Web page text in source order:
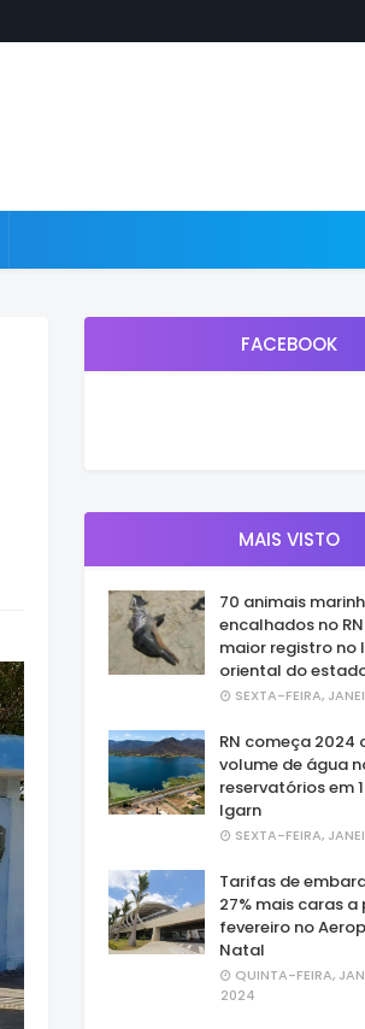
FACEBOOK
MAIS VISTO
70 animais
encalhados no
maior registro no
oriental do
SEXTA-FEIRA,
RN começa 2024
volume de água
reservatórios em
Igarn
SEXTA-FEIRA,
Tarifas de
27% mais caras
fevereiro no
Natal
QUINTA-FEIRA,
2024